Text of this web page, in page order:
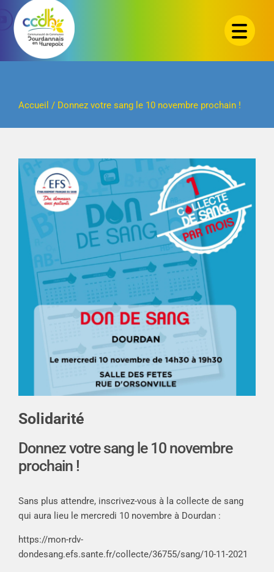
Passer
contenu
Accueil / Donnez votre sang le 10 novembre prochain !
Solidarité
Donnez votre sang le 10 novembre
prochain !
Sans plus attendre, inscrivez-vous à la collecte de sang
qui aura lieu le mercredi 10 novembre à Dourdan :
https://mon-rdv-
dondesang.efs.sante.fr/collecte/36755/sang/10-11-2021